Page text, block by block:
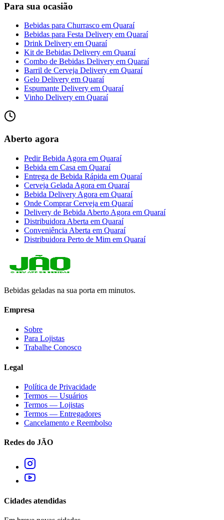
Para sua ocasião
Bebidas para Churrasco em Quaraí
Bebidas para Festa Delivery em Quaraí
Drink Delivery em Quaraí
Kit de Bebidas Delivery em Quaraí
Combo de Bebidas Delivery em Quaraí
Barril de Cerveja Delivery em Quaraí
Gelo Delivery em Quaraí
Espumante Delivery em Quaraí
Vinho Delivery em Quaraí
Aberto agora
Pedir Bebida Agora em Quaraí
Bebida em Casa em Quaraí
Entrega de Bebida Rápida em Quaraí
Cerveja Gelada Agora em Quaraí
Bebida Delivery Agora em Quaraí
Onde Comprar Cerveja em Quaraí
Delivery de Bebida Aberto Agora em Quaraí
Distribuidora Aberta em Quaraí
Conveniência Aberta em Quaraí
Distribuidora Perto de Mim em Quaraí
Bebidas geladas na sua porta em minutos.
Empresa
Sobre
Para Lojistas
Trabalhe Conosco
Legal
Política de Privacidade
Termos — Usuários
Termos — Lojistas
Termos — Entregadores
Cancelamento e Reembolso
Redes do JÃO
Cidades atendidas